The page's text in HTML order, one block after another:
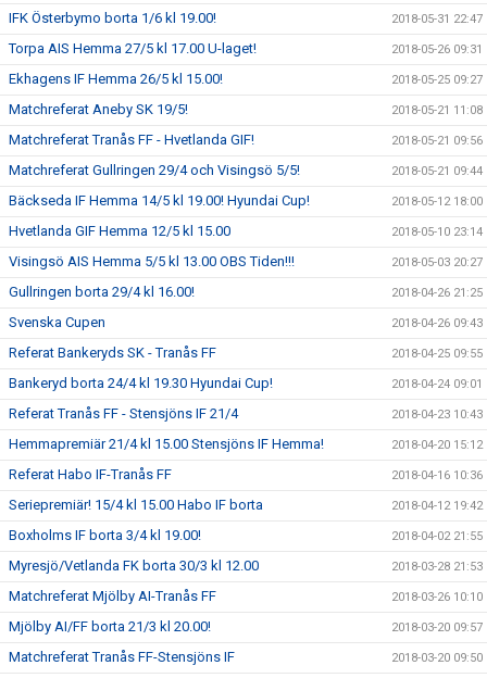
IFK Österbymo borta 1/6 kl 19.00! 2018-05-31 22:47
Torpa AIS Hemma 27/5 kl 17.00 U-laget! 2018-05-26 09:31
Ekhagens IF Hemma 26/5 kl 15.00! 2018-05-25 09:27
Matchreferat Aneby SK 19/5! 2018-05-21 11:08
Matchreferat Tranås FF - Hvetlanda GIF! 2018-05-21 09:56
Matchreferat Gullringen 29/4 och Visingsö 5/5! 2018-05-21 09:44
Bäckseda IF Hemma 14/5 kl 19.00! Hyundai Cup! 2018-05-12 18:00
Hvetlanda GIF Hemma 12/5 kl 15.00 2018-05-10 23:14
Visingsö AIS Hemma 5/5 kl 13.00 OBS Tiden!!! 2018-05-03 20:27
Gullringen borta 29/4 kl 16.00! 2018-04-26 21:25
Svenska Cupen 2018-04-26 09:43
Referat Bankeryds SK - Tranås FF 2018-04-25 09:55
Bankeryd borta 24/4 kl 19.30 Hyundai Cup! 2018-04-24 09:01
Referat Tranås FF - Stensjöns IF 21/4 2018-04-23 10:43
Hemmapremiär 21/4 kl 15.00 Stensjöns IF Hemma! 2018-04-20 15:12
Referat Habo IF-Tranås FF 2018-04-16 10:36
Seriepremiär! 15/4 kl 15.00 Habo IF borta 2018-04-12 19:42
Boxholms IF borta 3/4 kl 19.00! 2018-04-02 21:55
Myresjö/Vetlanda FK borta 30/3 kl 12.00 2018-03-28 21:53
Matchreferat Mjölby AI-Tranås FF 2018-03-26 10:10
Mjölby AI/FF borta 21/3 kl 20.00! 2018-03-20 09:57
Matchreferat Tranås FF-Stensjöns IF 2018-03-20 09:50